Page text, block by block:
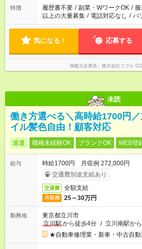
特徴 履歴書不要 / 副業・WワークOK /
以上の大量募集 / 電話対応なし / パ
気になる！ 応募する
掲載元企業名 株式会社コブル
未読
働き方選べる＼高時給1700円
イル髪色自由！顧客対応
派遣 職種未経験OK ブランクOK WEB登
給与
時給1700円 月収例 272,000円
交通費別途支給あり
交通費 全額支給
月収例 25～30万円
勤務地
東京都立川市
立川駅から徒歩4分 / 立川南駅か
★自動車修理業・新車・中古自